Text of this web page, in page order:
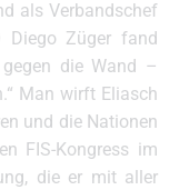
als Verbandschef
Diego Züger fand
die Wand –
Man wirft Eliasch
und die Nationen
FIS-Kongress im
die er mit aller